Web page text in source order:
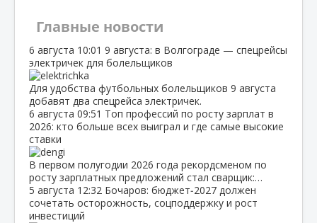
Главные новости
6 августа 10:01 9 августа: в Волгограде — спецрейсы
электричек для болельщиков
Для удобства футбольных болельщиков 9 августа
добавят два спецрейса электричек.
6 августа 09:51 Топ профессий по росту зарплат в
2026: кто больше всех выиграл и где самые высокие
ставки
В первом полугодии 2026 года рекордсменом по
росту зарплатных предложений стал сварщик:…
5 августа 12:32 Бочаров: бюджет‑2027 должен
сочетать осторожность, соцподдержку и рост
инвестиций